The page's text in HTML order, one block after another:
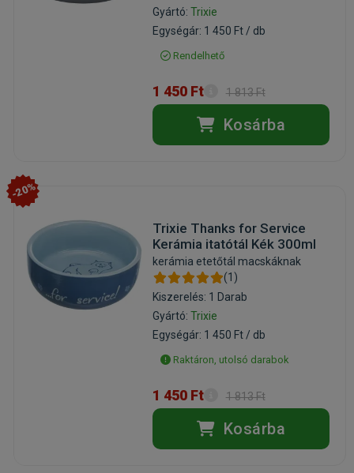
Gyártó: Trixie
Egységár: 1 450 Ft / db
Rendelhető
1 450 Ft 1 813 Ft
Kosárba
-20%
Trixie Thanks for Service
Kerámia itatótál Kék 300ml
kerámia etetőtál macskáknak
(1)
Kiszerelés: 1 Darab
Gyártó: Trixie
Egységár: 1 450 Ft / db
Raktáron, utolsó darabok
1 450 Ft 1 813 Ft
Kosárba